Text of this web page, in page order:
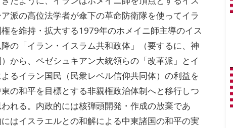
派の高位法学者が傘下の革命防衛隊を使ってイラ
を維持・拡大する1979年のホメイニ師主導のイス
の「イラン・イスラム共和政体」（要するに、神
から、ペゼシュキアン大統領らの「改革派」とイ
るイラン国民（民衆レベル信仰共同体）の利益を
の和平を目標とする非親権政治体制へと移行しつ
れる。内政的には核弾頭開発・作成の放棄であ
はイスラエルとの和解による中東諸国の和平の実